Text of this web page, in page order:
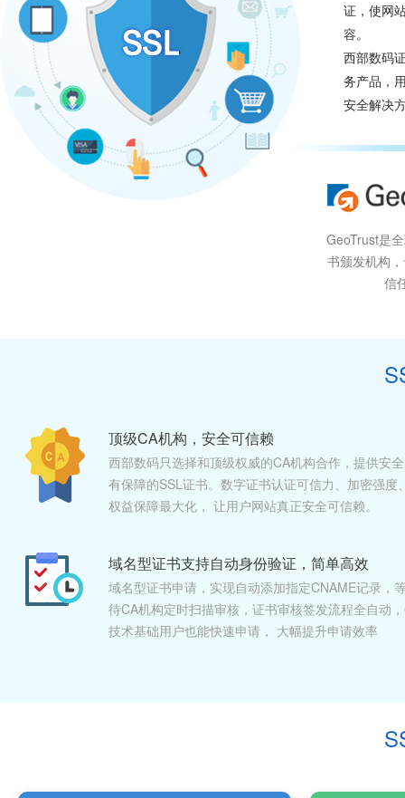
证，使网
容。
西部数码
务产品，
安全解决
GeoTrust是
书颁发机构
信
顶级CA机构，安全可信赖
西部数码只选择和顶级权威的CA机构合作，提供安全
有保障的SSL证书。数字证书认证可信力、加密强度
权益保障最大化， 让用户网站真正安全可信赖。
域名型证书支持自动身份验证，简单高效
域名型证书申请，实现自动添加指定CNAME记录，
待CA机构定时扫描审核，证书审核签发流程全自动
技术基础用户也能快速申请， 大幅提升申请效率